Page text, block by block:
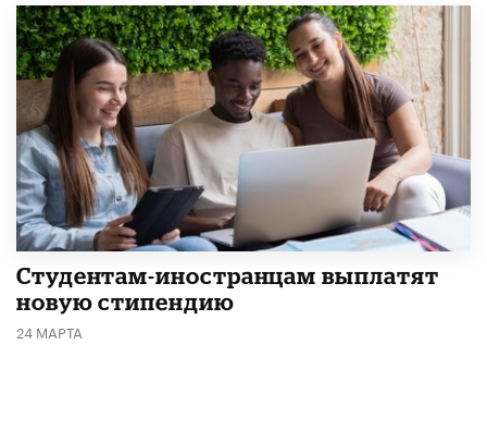
Студентам-иностранцам выплатят
новую стипендию
24 МАРТА